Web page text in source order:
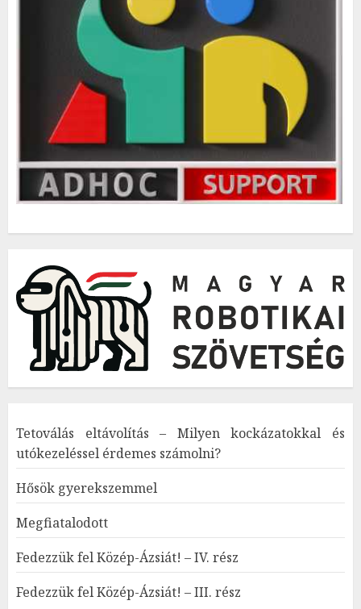
Tetoválás eltávolítás – Milyen kockázatokkal és
utókezeléssel érdemes számolni?
Hősök gyerekszemmel
Megfiatalodott
Fedezzük fel Közép-Ázsiát! – IV. rész
Fedezzük fel Közép-Ázsiát! – III. rész